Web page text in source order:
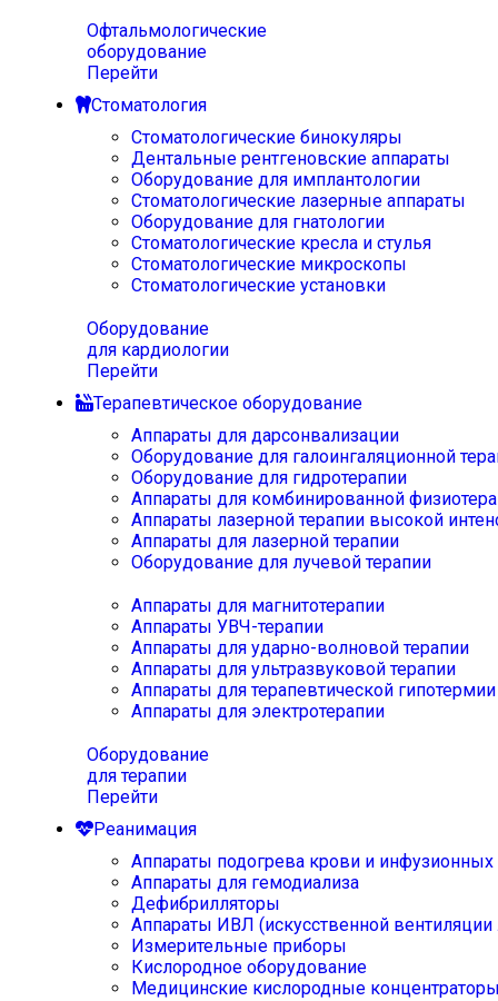
Офтальмологические
оборудование
Перейти
Стоматология
Стоматологические бинокуляры
Дентальные рентгеновские аппараты
Оборудование для имплантологии
Стоматологические лазерные аппараты
Оборудование для гнатологии
Стоматологические кресла и стулья
Стоматологические микроскопы
Стоматологические установки
Оборудование
для кардиологии
Перейти
Терапевтическое оборудование
Аппараты для дарсонвализации
Оборудование для галоингаляционной
Оборудование для гидротерапии
Аппараты для комбинированной
Аппараты лазерной терапии высокой
Аппараты для лазерной терапии
Оборудование для лучевой терапии
Аппараты для магнитотерапии
Аппараты УВЧ-терапии
Аппараты для ударно-волновой терапии
Аппараты для ультразвуковой терапии
Аппараты для терапевтической
Аппараты для электротерапии
Оборудование
для терапии
Перейти
Реанимация
Аппараты подогрева крови и инфузионных
Аппараты для гемодиализа
Дефибрилляторы
Аппараты ИВЛ (искусственной вентиляции
Измерительные приборы
Кислородное оборудование
Медицинские кислородные